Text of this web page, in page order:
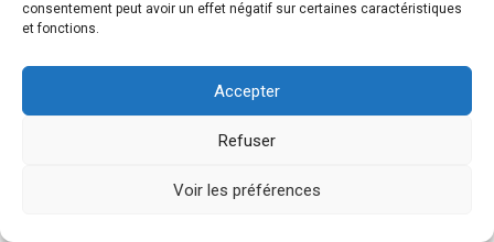
consentement peut avoir un effet négatif sur certaines caractéristiques
et fonctions.
Accepter
Refuser
Voir les préférences